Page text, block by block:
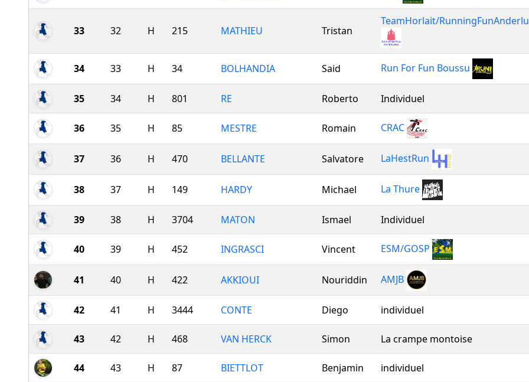
33 32 H 215 MATHIEU Tristan
TeamHorlait/
34 33 H 34 BOLHANDIA Said Run For Fun Boussu
35 34 H 801 RE Roberto Individuel
36 35 H 85 MESTRE Romain CRAC
37 36 H 470 BELLANTE Salvatore LaHestRun
38 37 H 149 HARDY Michael La Thure
39 38 H 3704 MATON Ismael Individuel
40 39 H 452 INGRASCI Vincent ESM/GOSP
41 40 H 422 AKKIOUI Nouriddin AMJB
42 41 H 3444 CONTE Diego individuel
43 42 H 468 VAN HERCK Simon La crampe montoise
44 43 H 87 BIETTLOT Benjamin individuel